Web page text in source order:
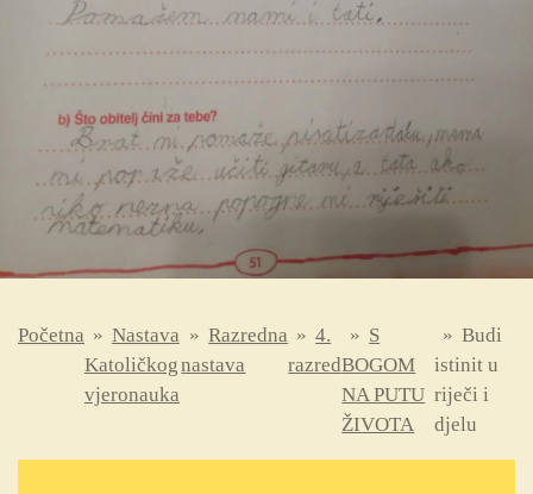
Početna » Nastava
Katoličkog
vjeronauka
» Razredna
nastava
» 4.
razred
» S
BOGOM
NA PUTU
ŽIVOTA
» Budi
istinit u
riječi i
djelu